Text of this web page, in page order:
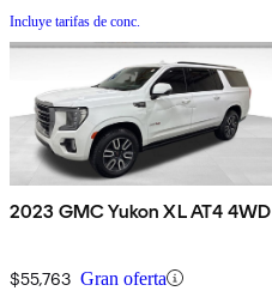
Incluye tarifas de conc.
2023 GMC Yukon XL AT4 4WD
$55,763 Gran oferta